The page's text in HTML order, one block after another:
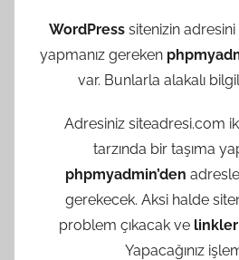
WordPress sitenizin
yapmanız gereken
var. Bunlarla alakalı
Adresiniz siteadresi.com
tarzında bir taşıma
phpmyadmin’den
gerekecek. Aksi halde
problem çıkacak ve linkler
Yapacağınız